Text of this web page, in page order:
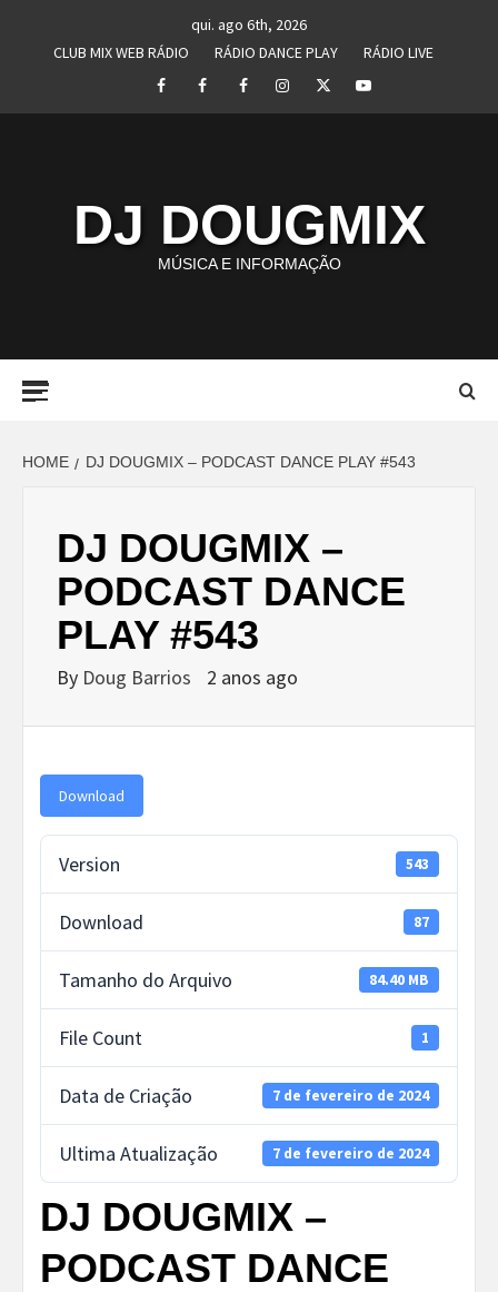
qui. ago 6th, 2026
CLUB MIX WEB RÁDIO
RÁDIO DANCE PLAY
RÁDIO LIVE
FacebookPerfil
I
Perfil
II
InstagramTwitterYoutube
DJ DOUGMIX
MÚSICA E INFORMAÇÃO
HOME DJ DOUGMIX – PODCAST DANCE PLAY #543
DJ DOUGMIX –
PODCAST DANCE
PLAY #543
By Doug Barrios 2 anos ago
Download
Version 543
Download 87
Tamanho do Arquivo 84.40 MB
File Count 1
Data de Criação 7 de fevereiro de 2024
Ultima Atualização 7 de fevereiro de 2024
DJ DOUGMIX –
PODCAST DANCE